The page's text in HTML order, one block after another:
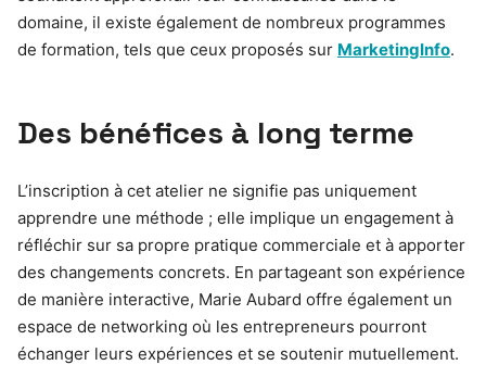
domaine, il existe également de nombreux programmes
de formation, tels que ceux proposés sur MarketingInfo.
Des bénéfices à long terme
L’inscription à cet atelier ne signifie pas uniquement
apprendre une méthode ; elle implique un engagement à
réfléchir sur sa propre pratique commerciale et à apporter
des changements concrets. En partageant son expérience
de manière interactive, Marie Aubard offre également un
espace de networking où les entrepreneurs pourront
échanger leurs expériences et se soutenir mutuellement.